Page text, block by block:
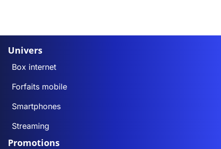
Univers
Box internet
Forfaits mobile
Smartphones
Streaming
Promotions